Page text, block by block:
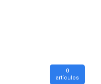
0
artículos